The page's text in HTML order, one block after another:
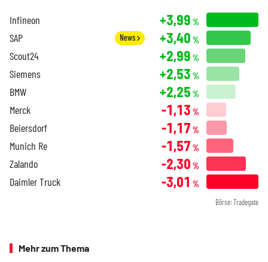
Infineon +3,99 %
SAP News +3,40 %
Scout24 +2,99 %
Siemens +2,53 %
BMW +2,25 %
Merck -1,13 %
Beiersdorf -1,17 %
Munich Re -1,57 %
Zalando -2,30 %
Daimler Truck -3,01 %
Börse: Tradegate
Mehr zum Thema